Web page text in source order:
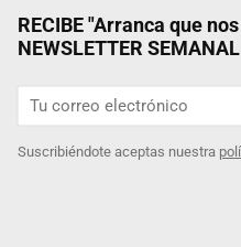
RECIBE "Arranca que
NEWSLETTER SEMANAL
Suscribiéndote aceptas nuestra